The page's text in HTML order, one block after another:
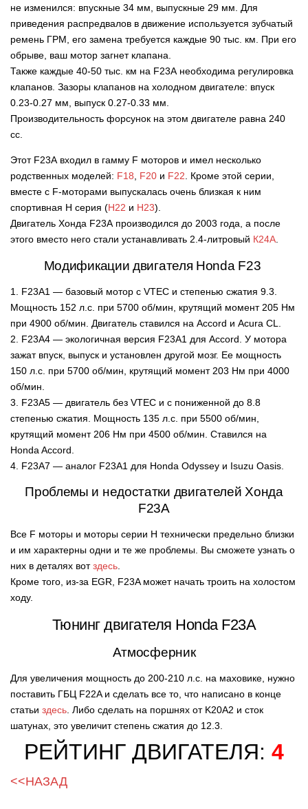
не изменился: впускные 34 мм, выпускные 29 мм. Для
приведения распредвалов в движение используется зубчатый
ремень ГРМ, его замена требуется каждые 90 тыс. км. При его
обрыве, ваш мотор загнет клапана.
Также каждые 40-50 тыс. км на F23A необходима регулировка
клапанов. Зазоры клапанов на холодном двигателе: впуск
0.23-0.27 мм, выпуск 0.27-0.33 мм.
Производительность форсунок на этом двигателе равна 240
сс.
Этот F23A входил в гамму F моторов и имел несколько
родственных моделей: F18, F20 и F22. Кроме этой серии,
вместе с F-моторами выпускалась очень близкая к ним
спортивная H серия (Н22 и Н23).
Двигатель Хонда F23A производился до 2003 года, а после
этого вместо него стали устанавливать 2.4-литровый К24А.
Модификации двигателя Honda F23
1. F23A1 — базовый мотор с VTEC и степенью сжатия 9.3.
Мощность 152 л.с. при 5700 об/мин, крутящий момент 205 Нм
при 4900 об/мин. Двигатель ставился на Accord и Acura CL.
2. F23A4 — экологичная версия F23A1 для Accord. У мотора
зажат впуск, выпуск и установлен другой мозг. Ее мощность
150 л.с. при 5700 об/мин, крутящий момент 203 Нм при 4000
об/мин.
3. F23A5 — двигатель без VTEC и с пониженной до 8.8
степенью сжатия. Мощность 135 л.с. при 5500 об/мин,
крутящий момент 206 Нм при 4500 об/мин. Ставился на
Honda Accord.
4. F23A7 — аналог F23A1 для Honda Odyssey и Isuzu Oasis.
Проблемы и недостатки двигателей Хонда
F23A
Все F моторы и моторы серии Н технически предельно близки
и им характерны одни и те же проблемы. Вы сможете узнать о
них в деталях вотздесь
Кроме того, из-за EGR, F23A может начать троить на холостом
ходу.
Тюнинг двигателя Honda F23A
Атмосферник
Для увеличения мощность до 200-210 л.с. на маховике, нужно
поставить ГБЦ F22A и сделать все то, что написано в конце
статьи здесь. Либо сделать на поршнях от K20A2 и сток
шатунах, это увеличит степень сжатия до 12.3.
РЕЙТИНГ ДВИГАТЕЛЯ: 4
<<НАЗАД